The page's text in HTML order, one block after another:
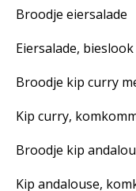
Broodje
Eiersalade, bieslook
Broodje kip curry
Kip curry,
Broodje kip
Kip andalouse,